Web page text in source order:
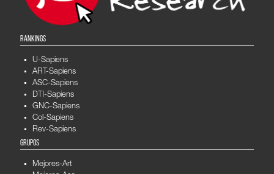
RANKINGS
U-Sapiens
ART-Sapiens
ASC-Sapiens
DTI-Sapiens
GNC-Sapiens
Col-Sapiens
Rev-Sapiens
GRUPOS
Mejores-Art